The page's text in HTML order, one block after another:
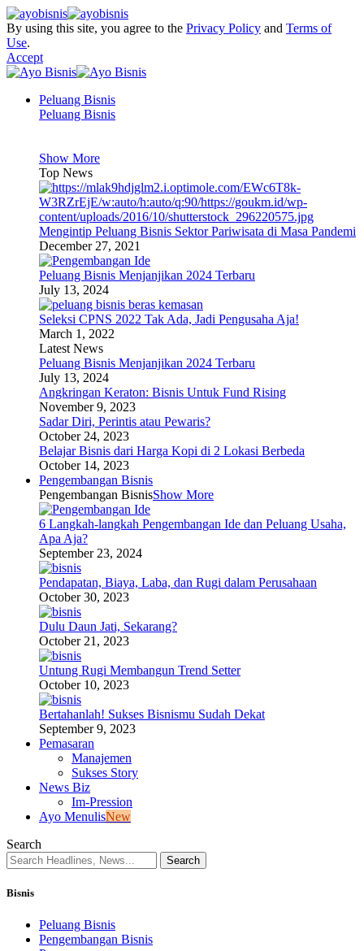
By using this site, you agree to the Privacy Policy and Terms of
Use.
Accept
Peluang Bisnis
Peluang Bisnis
Show More
Top News
Mengintip Peluang Bisnis Sektor Pariwisata di Masa Pandemi
December 27, 2021
Peluang Bisnis Menjanjikan 2024 Terbaru
July 13, 2024
Seleksi CPNS 2022 Tak Ada, Jadi Pengusaha Aja!
March 1, 2022
Latest News
Peluang Bisnis Menjanjikan 2024 Terbaru
July 13, 2024
Angkringan Keraton: Bisnis Untuk Fund Rising
November 9, 2023
Sadar Diri, Perintis atau Pewaris?
October 24, 2023
Belajar Bisnis dari Harga Kopi di 2 Lokasi Berbeda
October 14, 2023
Pengembangan Bisnis
Pengembangan BisnisShow More
6 Langkah-langkah Pengembangan Ide dan Peluang Usaha,
Apa Aja?
September 23, 2024
Pendapatan, Biaya, Laba, dan Rugi dalam Perusahaan
October 30, 2023
Dulu Daun Jati, Sekarang?
October 21, 2023
Untung Rugi Membangun Trend Setter
October 10, 2023
Bertahanlah! Sukses Bisnismu Sudah Dekat
September 9, 2023
Pemasaran
Manajemen
Sukses Story
News Biz
Im-Pression
Ayo MenulisNew
Search
Bisnis
Peluang Bisnis
Pengembangan Bisnis